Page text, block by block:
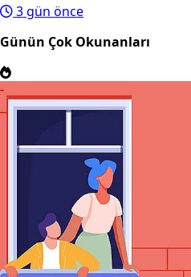
3 gün önce
Günün Çok Okunanları